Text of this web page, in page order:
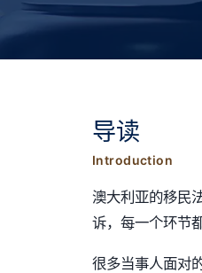
导读
Introduction
澳大利亚的移民
诉，每一个环节
很多当事人面对